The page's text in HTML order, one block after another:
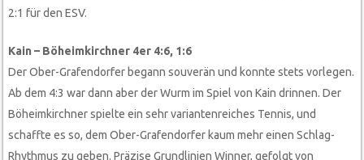
2:1 für den ESV.
Kain – Böheimkirchner 4er 4:6, 1:6
Der Ober-Grafendorfer begann souverän und konnte stets vorlegen.
Ab dem 4:3 war dann aber der Wurm im Spiel von Kain drinnen. Der
Böheimkirchner spielte ein sehr variantenreiches Tennis, und
schaffte es so, dem Ober-Grafendorfer kaum mehr einen Schlag-
Rhythmus zu geben. Präzise Grundlinien Winner, gefolgt von